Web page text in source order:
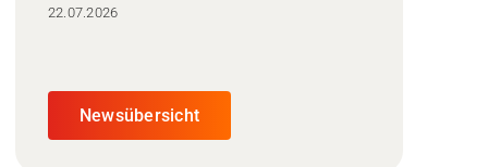
22.07.2026
Newsübersicht